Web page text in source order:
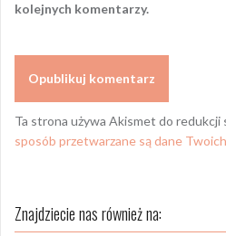
kolejnych komentarzy.
Ta strona używa Akismet do redukcji
sposób przetwarzane są dane
Znajdziecie nas również na: